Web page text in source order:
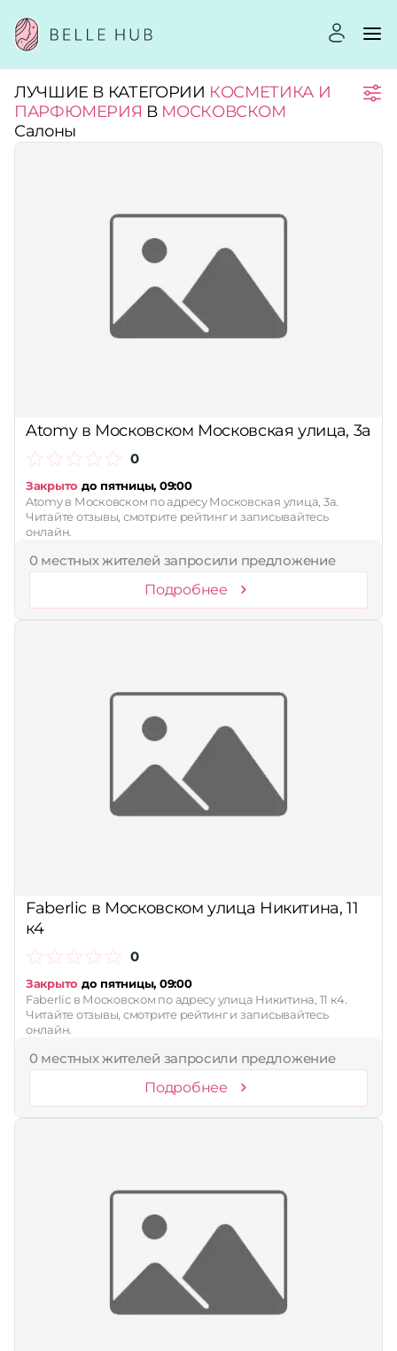
Город:
Принимает сертификаты
Сбросить
ЛУЧШИЕ В КАТЕГОРИИ КОСМЕТИКА И
ПАРФЮМЕРИЯ В МОСКОВСКОМ
Салоны
Atomy в Московском Московская улица, 3а
0
Закрыто до пятницы, 09:00
Atomy в Московском по адресу Московская улица, 3а.
Читайте отзывы, смотрите рейтинг и записывайтесь
онлайн.
0 местных жителей запросили предложение
Подробнее
Faberlic в Московском улица Никитина, 11
к4
0
Закрыто до пятницы, 09:00
Faberlic в Московском по адресу улица Никитина, 11 к4.
Читайте отзывы, смотрите рейтинг и записывайтесь
онлайн.
0 местных жителей запросили предложение
Подробнее